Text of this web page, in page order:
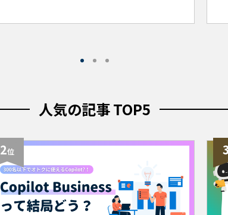
人気の記事 TOP5
2位